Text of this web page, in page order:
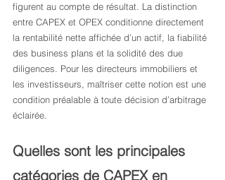
figurent au compte de résultat. La distinction
entre CAPEX et OPEX conditionne directement
la rentabilité nette affichée d’un actif, la fiabilité
des business plans et la solidité des due
diligences. Pour les directeurs immobiliers et
les investisseurs, maîtriser cette notion est une
condition préalable à toute décision d’arbitrage
éclairée.
Quelles sont les principales
catégories de CAPEX en